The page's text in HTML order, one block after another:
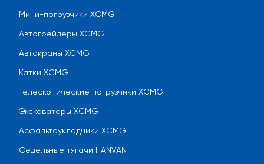
Мини-погрузчики XCMG
Автогрейдеры XCMG
Автокраны XCMG
Катки XCMG
Телескопические погрузчики XCMG
Экскаваторы XCMG
Асфальтоукладчики XCMG
Седельные тягачи HANVAN